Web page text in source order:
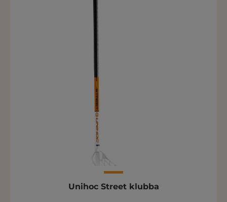
Unihoc Street klubba